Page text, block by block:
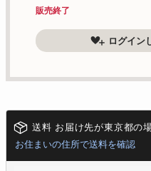
販売終了
ログイン
送料 お届け先が東京都の
お住まいの住所で送料を確認